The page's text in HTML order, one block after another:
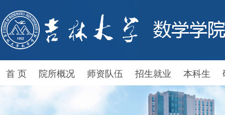
首 页 院所概况 师资队伍 招生就业 本科生